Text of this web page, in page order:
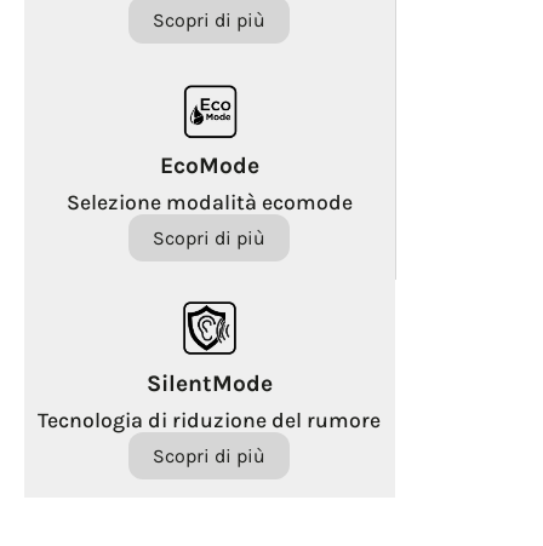
Scopri di più
EcoMode
Selezione modalità ecomode
Scopri di più
SilentMode
Tecnologia di riduzione del rumore
Scopri di più